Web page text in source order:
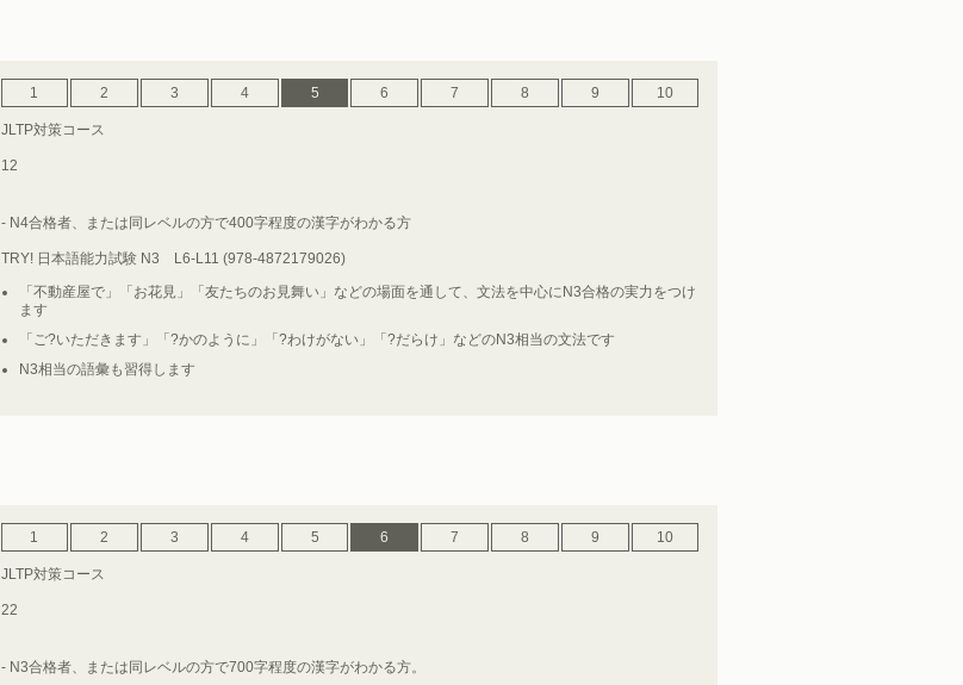
1 2 3 4 5 6 7 8 9 10
JLTP対策コース
12
- N4合格者、または同レベルの方で400字程度の漢字がわかる方
TRY! 日本語能力試験 N3 L6-L11 (978-4872179026)
「不動産屋で」「お花見」「友たちのお見舞い」などの場面を通して、文法を中心にN3合格の実力をつけ
ます
「ご?いただきます」「?かのように」「?わけがない」「?だらけ」などのN3相当の文法です
N3相当の語彙も習得します
1 2 3 4 5 6 7 8 9 10
JLTP対策コース
22
- N3合格者、または同レベルの方で700字程度の漢字がわかる方。